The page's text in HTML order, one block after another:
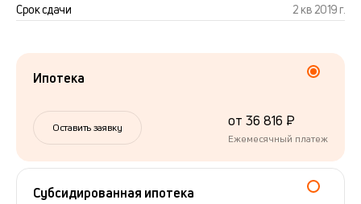
Срок сдачи 2 кв 2019 г.
Ипотека
Оставить заявку от 36 816 ₽
Ежемесячный платеж
Субсидированная ипотека